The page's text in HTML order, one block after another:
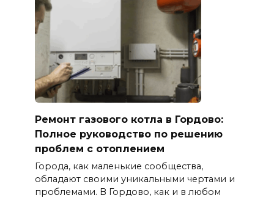
Ремонт газового котла в Гордово:
Полное руководство по решению
проблем с отоплением
Города, как маленькие сообщества,
обладают своими уникальными чертами и
проблемами. В Гордово, как и в любом